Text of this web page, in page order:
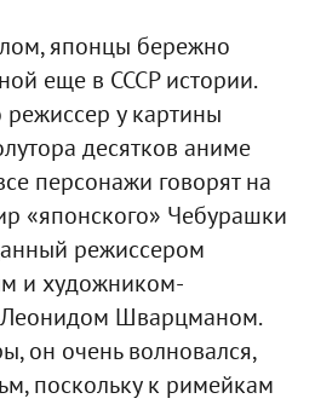
японцы бережно
еще в СССР истории.
режиссер у картины
десятков аниме
персонажи говорят на
«японского» Чебурашки
режиссером
и художником-
Леонидом Шварцманом.
он очень волновался,
поскольку к римейкам